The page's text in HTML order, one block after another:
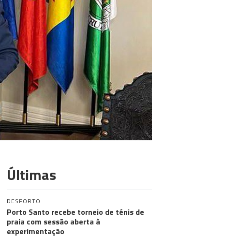
Últimas
DESPORTO
Porto Santo recebe torneio de ténis de
praia com sessão aberta à
experimentação